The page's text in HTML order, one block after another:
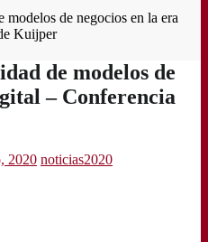
de negocios en la era
Kuijper
de modelos de
– Conferencia
2020 noticias2020